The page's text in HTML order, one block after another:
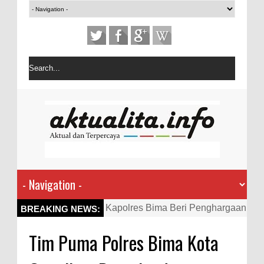
BREAKING NEWS:
Kapolres Bima Beri Penghargaan
Aktif Bantu Polisi Berantas
Tim Puma Polres Bima Kota